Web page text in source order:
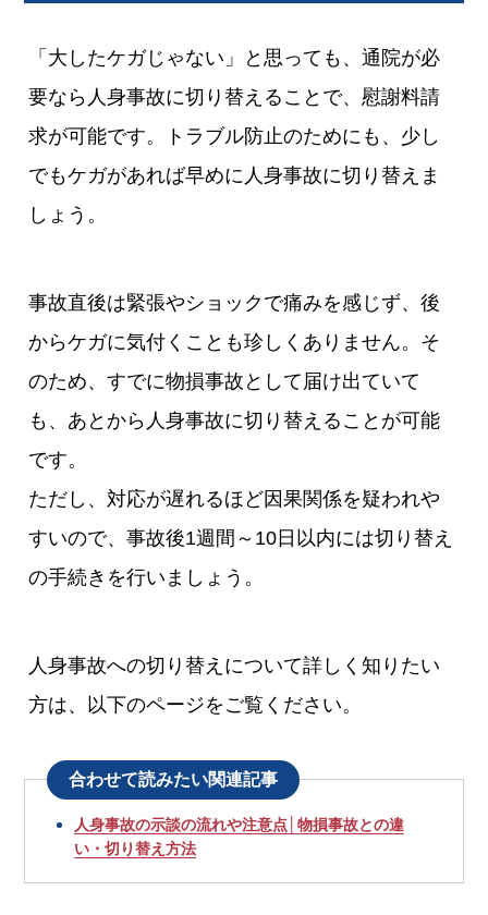
「大したケガじゃない」と思っても、通院が必
要なら人身事故に切り替えることで、慰謝料請
求が可能です。トラブル防止のためにも、少し
でもケガがあれば早めに人身事故に切り替えま
しょう。
事故直後は緊張やショックで痛みを感じず、後
からケガに気付くことも珍しくありません。そ
のため、すでに物損事故として届け出ていて
も、あとから人身事故に切り替えることが可能
です。
ただし、対応が遅れるほど因果関係を疑われや
すいので、事故後1週間～10日以内には切り替え
の手続きを行いましょう。
人身事故への切り替えについて詳しく知りたい
方は、以下のページをご覧ください。
合わせて読みたい関連記事
人身事故の示談の流れや注意点│物損事故との違
い・切り替え方法